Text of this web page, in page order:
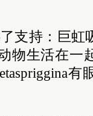
支持：巨虹
物生活在一
有